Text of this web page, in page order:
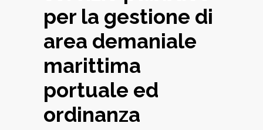
per la gestione di
area demaniale
marittima
portuale ed
ordinanza